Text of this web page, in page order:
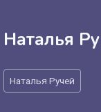
Наталья
Метки
записи:
Наталья Ручей